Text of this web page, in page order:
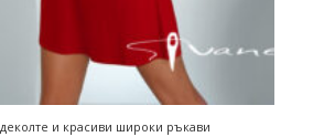
и красиви широки ръкави